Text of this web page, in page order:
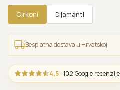
Cirkoni Dijamanti
Besplatna dostava u Hrvatskoj
4,5 · 102 Google recenzije